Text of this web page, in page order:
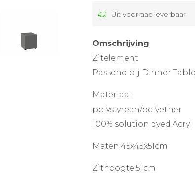
Uit voorraad leverbaar
Omschrijving
Zitelement
Passend bij Dinner
Materiaal:
polystyreen/polyether
100% solution dyed Acryl
Maten:45x45x51cm
Zithoogte:51cm